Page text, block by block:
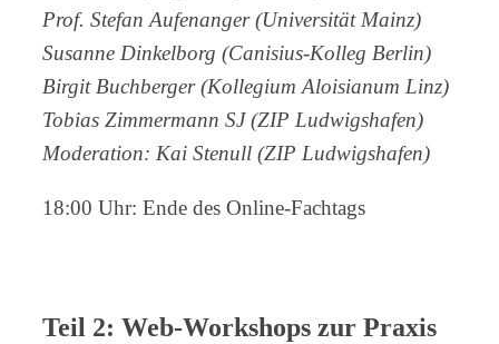
Prof. Stefan Aufenanger (Universität Mainz)
Susanne Dinkelborg (Canisius-Kolleg Berlin)
Birgit Buchberger (Kollegium Aloisianum Linz)
Tobias Zimmermann SJ (ZIP Ludwigshafen)
Moderation: Kai Stenull (ZIP Ludwigshafen)
18:00 Uhr: Ende des Online-Fachtags
Teil 2: Web-Workshops zur Praxis